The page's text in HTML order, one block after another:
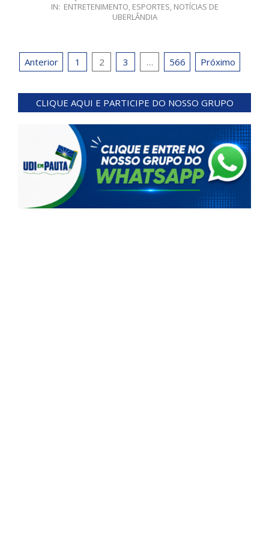
IN: ENTRETENIMENTO, ESPORTES, NOTÍCIAS DE
UBERLÂNDIA
Paginação
posts
Anterior 1 2 3 … 566 Próximo
CLIQUE AQUI E PARTICIPE DO NOSSO GRUPO